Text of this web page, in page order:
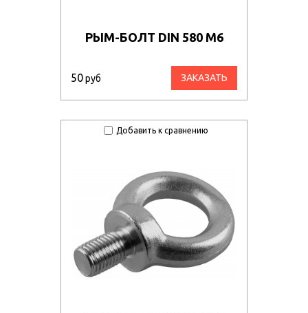
РЫМ-БОЛТ DIN 580 М6
50руб ЗАКАЗАТЬ
Добавить к сравнению